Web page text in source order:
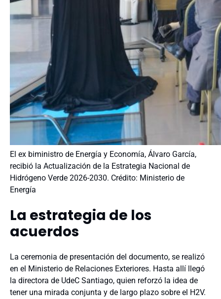
El ex biministro de Energía y Economía, Álvaro García,
recibió la Actualización de la Estrategia Nacional de
Hidrógeno Verde 2026-2030. Crédito: Ministerio de
Energía
La estrategia de los
acuerdos
La ceremonia de presentación del documento, se realizó
en el Ministerio de Relaciones Exteriores. Hasta allí llegó
la directora de UdeC Santiago, quien reforzó la idea de
tener una mirada conjunta y de largo plazo sobre el H2V.